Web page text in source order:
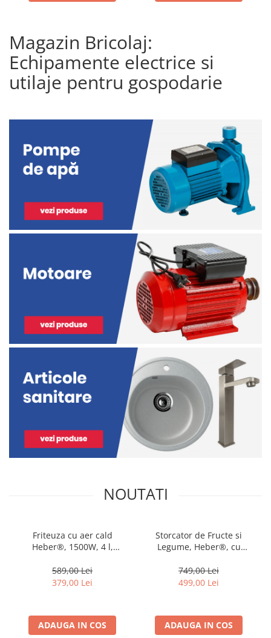
Magazin Bricolaj:
Echipamente electrice si
utilaje pentru gospodarie
NOUTATI
Friteuza cu aer cald
Heber®, 1500W, 4 l,
termorezistenta, 40-200°C,
7 programe, panou tactil,
589,00 Lei
379,00 Lei
ADAUGA IN COS
Storcator de Fructe si
Legume, Heber®, cu
Soft/Hard, Display LED, Sita
Inox, Functie Reverse,
calatorie 500ml, Gri
749,00 Lei
499,00 Lei
ADAUGA IN COS